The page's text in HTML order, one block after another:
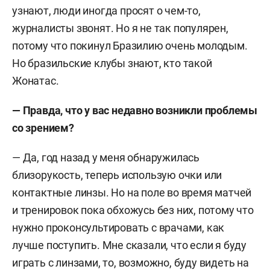
узнают, люди иногда просят о чем-то,
журналисты звонят. Но я не так популярен,
потому что покинул Бразилию очень молодым.
Но бразильские клубы знают, кто такой
Жонатас.
— Правда, что у вас недавно возникли проблемы
со зрением?
— Да, год назад у меня обнаружилась
близорукость, теперь использую очки или
контактные линзы. Но на поле во время матчей
и тренировок пока обхожусь без них, потому что
нужно проконсультировать с врачами, как
лучше поступить. Мне сказали, что если я буду
играть с линзами, то, возможно, буду видеть на